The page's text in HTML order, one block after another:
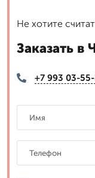
Не хотите
Заказать в
+7 993 03-